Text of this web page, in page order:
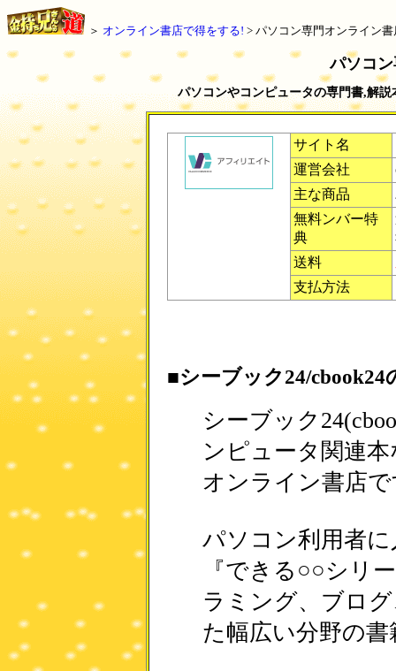
＞ オンライン書店で得をする! > パソコン専門オンライン書
パソコ
パソコンやコンピュータの専門書,解
サイト名
運営会社
主な商品
無料ンバー特
典
送料
支払方法
■シーブック24/cbook24
シーブック
ンピュータ関連
オンライン書店
パソコン利用者
『できる○○シリ
ラミング、ブロ
た幅広い分野の